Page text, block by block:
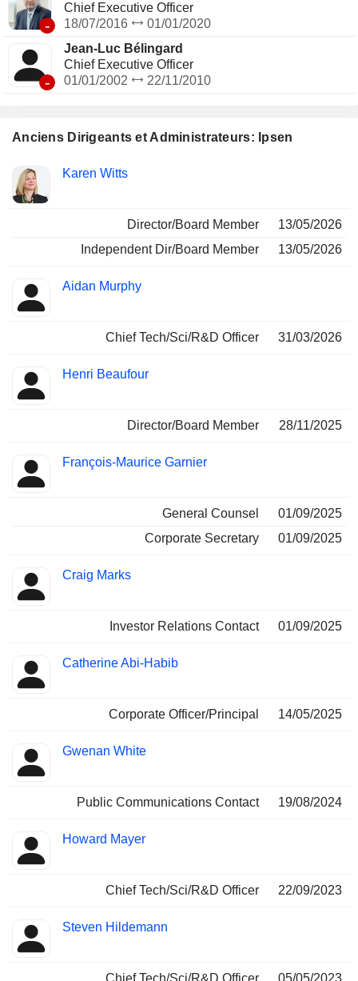
Anciens Dirigeants et Administrateurs: Ipsen
Insider
Fonctions
Karen Witts
Director/Board Member
13/05/2026
Independent Dir/Board Member
13/05/2026
Aidan Murphy
Chief Tech/Sci/R&D Officer 31/03/2026
Henri Beaufour
Director/Board Member 28/11/2025
François-Maurice Garnier
General Counsel
01/09/2025
Corporate Secretary
01/09/2025
Craig Marks
Investor Relations Contact 01/09/2025
Catherine Abi-Habib
Corporate Officer/Principal 14/05/2025
Gwenan White
Public Communications Contact 19/08/2024
Howard Mayer
Chief Tech/Sci/R&D Officer 22/09/2023
Steven Hildemann
-
Chief Executive Officer
18/07/2016
01/01/2020
-
Jean-Luc Bélingard
Chief Executive Officer
01/01/2002
22/11/2010